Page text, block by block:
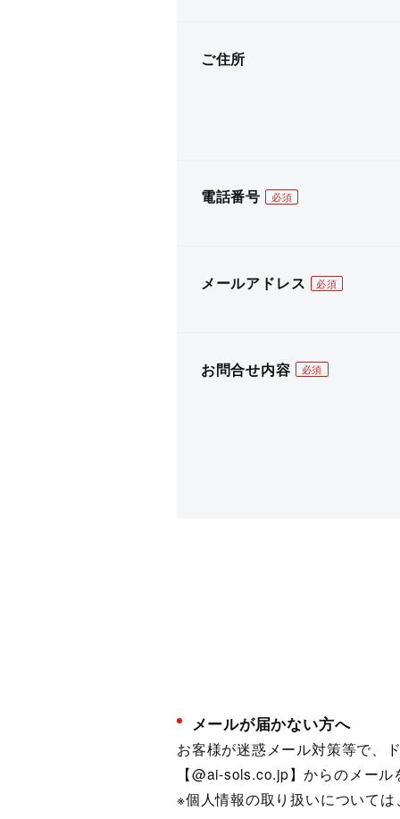
ご住所
電話番号
メールアドレス
お問合せ内容
メールが届かない方へ
お客様が迷惑メール対策等で、
【@ai-sols.co.jp】からのメー
※個人情報の取り扱いについては